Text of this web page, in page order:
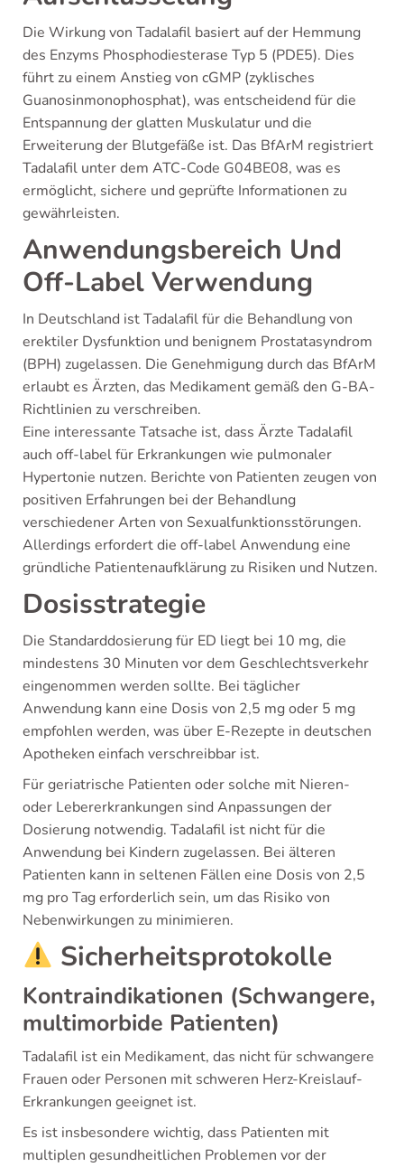
Die Wirkung von Tadalafil basiert auf der Hemmung
des Enzyms Phosphodiesterase Typ 5 (PDE5). Dies
führt zu einem Anstieg von cGMP (zyklisches
Guanosinmonophosphat), was entscheidend für die
Entspannung der glatten Muskulatur und die
Erweiterung der Blutgefäße ist. Das BfArM registriert
Tadalafil unter dem ATC-Code G04BE08, was es
ermöglicht, sichere und geprüfte Informationen zu
gewährleisten.
Anwendungsbereich Und
Off-Label Verwendung
In Deutschland ist Tadalafil für die Behandlung von
erektiler Dysfunktion und benignem Prostatasyndrom
(BPH) zugelassen. Die Genehmigung durch das BfArM
erlaubt es Ärzten, das Medikament gemäß den G-BA-
Richtlinien zu verschreiben.
Eine interessante Tatsache ist, dass Ärzte Tadalafil
auch off-label für Erkrankungen wie pulmonaler
Hypertonie nutzen. Berichte von Patienten zeugen von
positiven Erfahrungen bei der Behandlung
verschiedener Arten von Sexualfunktionsstörungen.
Allerdings erfordert die off-label Anwendung eine
gründliche Patientenaufklärung zu Risiken und Nutzen.
Dosisstrategie
Die Standarddosierung für ED liegt bei 10 mg, die
mindestens 30 Minuten vor dem Geschlechtsverkehr
eingenommen werden sollte. Bei täglicher
Anwendung kann eine Dosis von 2,5 mg oder 5 mg
empfohlen werden, was über E-Rezepte in deutschen
Apotheken einfach verschreibbar ist.
Für geriatrische Patienten oder solche mit Nieren-
oder Lebererkrankungen sind Anpassungen der
Dosierung notwendig. Tadalafil ist nicht für die
Anwendung bei Kindern zugelassen. Bei älteren
Patienten kann in seltenen Fällen eine Dosis von 2,5
mg pro Tag erforderlich sein, um das Risiko von
Nebenwirkungen zu minimieren.
Sicherheitsprotokolle
Kontraindikationen (Schwangere,
multimorbide Patienten)
Tadalafil ist ein Medikament, das nicht für schwangere
Frauen oder Personen mit schweren Herz-Kreislauf-
Erkrankungen geeignet ist.
Es ist insbesondere wichtig, dass Patienten mit
multiplen gesundheitlichen Problemen vor der